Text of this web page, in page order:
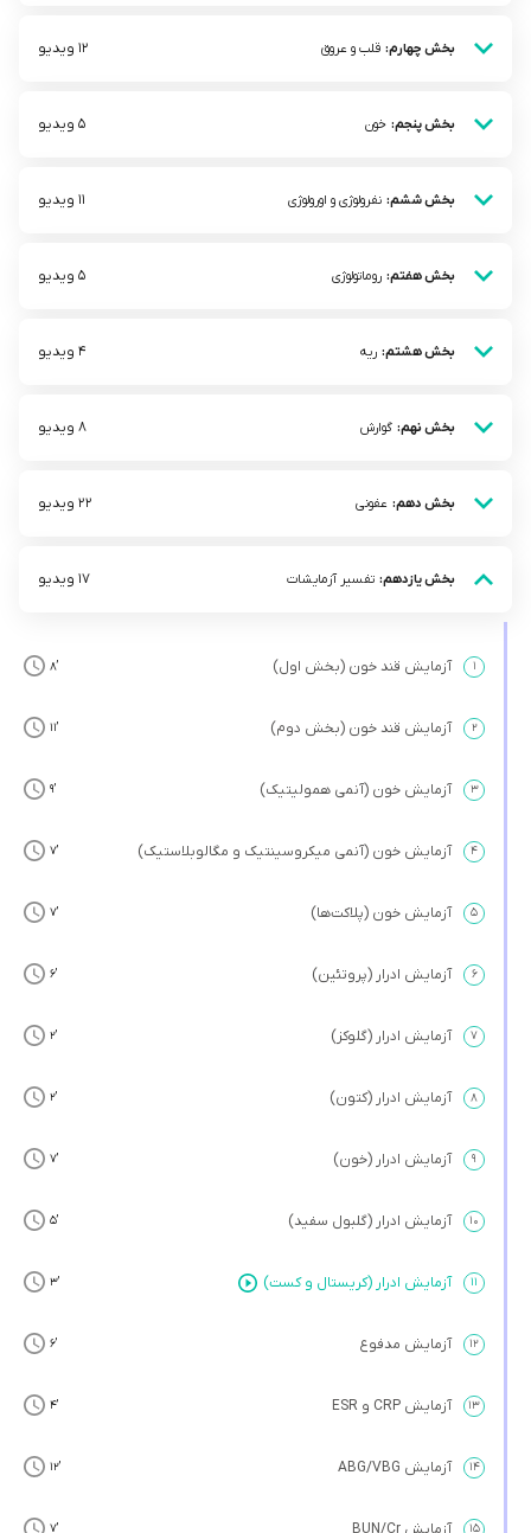
بخش چهارم: قلب و عروق 12 ویدیو
بخش پنجم: خون 5 ویدیو
بخش ششم: نفرولوژی و اورولوژی 11 ویدیو
بخش هفتم: روماتولوژی 5 ویدیو
بخش هشتم: ریه 4 ویدیو
بخش نهم: گوارش 8 ویدیو
بخش دهم: عفونی 22 ویدیو
بخش یازدهم: تفسیر آزمایشات 17 ویدیو
۱ آزمایش قند خون (بخش اول) ’8
۲ آزمایش قند خون (بخش دوم) ’11
۳ آزمایش خون (آنمی همولیتیک) ’9
۴ آزمایش خون (آنمی میکروسینتیک و مگالوبلاستیک) ’7
۵ آزمایش خون (پلاکت‌ها) ’7
۶ آزمایش ادرار (پروتئین) ’6
۷ آزمایش ادرار (گلوکز) ’2
۸ آزمایش ادرار (کتون) ’2
۹ آزمایش ادرار (خون) ’7
۱۰ آزمایش ادرار (گلبول سفید) ’5
۱۱ آزمایش ادرار (کریستال و کست) ’3
۱۲ آزمایش مدفوع ’6
۱۳ آزمایش CRP و ESR ’4
۱۴ آزمایش ABG/VBG ’12
۱۵ ’7